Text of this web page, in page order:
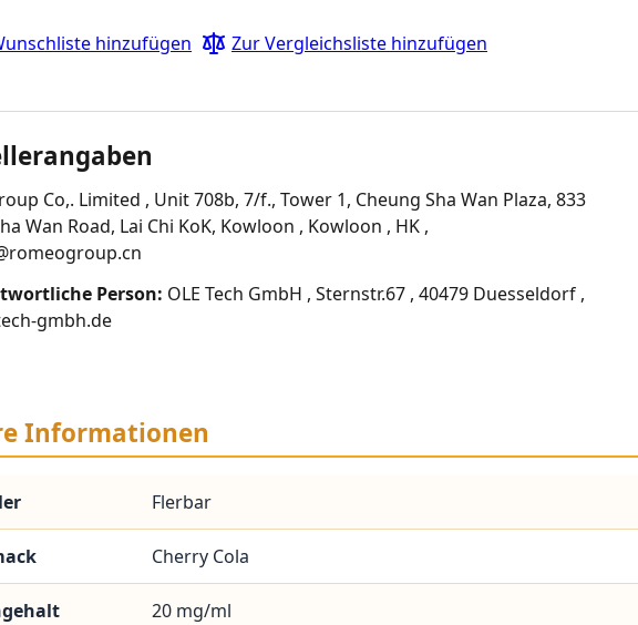
hinzufügen Zur Vergleichsliste hinzufügen
Co,. Limited , Unit 708b, 7/f., Tower 1, Cheung Sha Wan Plaza, 833
Wan Road, Lai Chi KoK, Kowloon , Kowloon , HK ,
Person: OLE Tech GmbH , Sternstr.67 , 40479 Duesseldorf ,
gmbh.de
Informationen
Flerbar
Cherry Cola
20 mg/ml